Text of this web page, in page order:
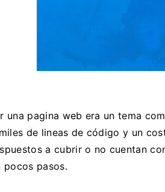
una pagina web era un tema
de lineas de código y un
a cubrir o no cuentan
pocos pasos.